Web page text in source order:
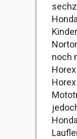
noch